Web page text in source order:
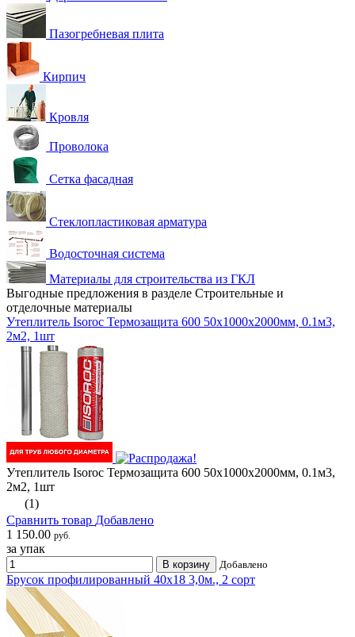
Пазогребневая плита
Кирпич
Кровля
Проволока
Сетка фасадная
Стеклопластиковая арматура
Водосточная система
Материалы для строительства из ГКЛ
Выгодные предложения в разделе Строительные и
отделочные материалы
Утеплитель Isoroc Термозащита 600 50х1000х2000мм, 0.1м3,
2м2, 1шт
Утеплитель Isoroc Термозащита 600 50х1000х2000мм, 0.1м3,
2м2, 1шт
(1)
Сравнить товар Добавлено
1 150.00 руб.
за упак
В корзину Добавлено
Брусок профилированный 40х18 3,0м., 2 сорт